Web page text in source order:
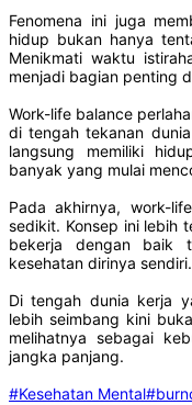
Fenomena ini juga
hidup bukan hanya
Menikmati waktu
menjadi bagian penting
Work-life balance
di tengah tekanan
langsung memiliki
banyak yang mulai
Pada akhirnya, work-
sedikit. Konsep ini lebih
bekerja dengan baik
kesehatan dirinya sendiri.
Di tengah dunia kerja
lebih seimbang kini
melihatnya sebagai
jangka panjang.
#Kesehatan Mental